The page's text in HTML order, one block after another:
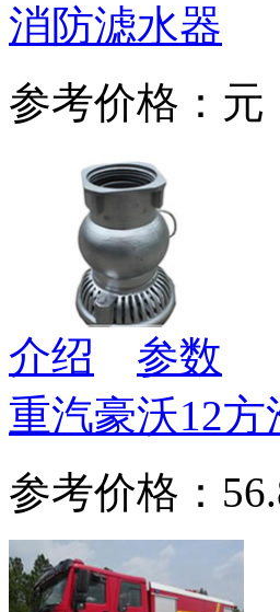
消防滤水器
参考价格：元
介绍
参数
重汽豪沃12
参考价格：